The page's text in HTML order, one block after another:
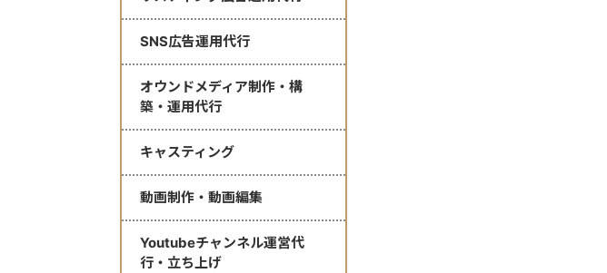
SNS広告運用代行
オウンドメディア制作・構
築・運用代行
キャスティング
動画制作・動画編集
Youtubeチャンネル運営代
行・立ち上げ